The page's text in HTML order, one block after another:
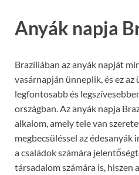
Anyák napja
Brazíliában az anyák napját
vasárnapján ünneplik, és ez az
legfontosabb és
országban. Az anyák napja
alkalom, amely tele van
megbecsüléssel az édesanyák
a családok számára
társadalom számára is, hiszen